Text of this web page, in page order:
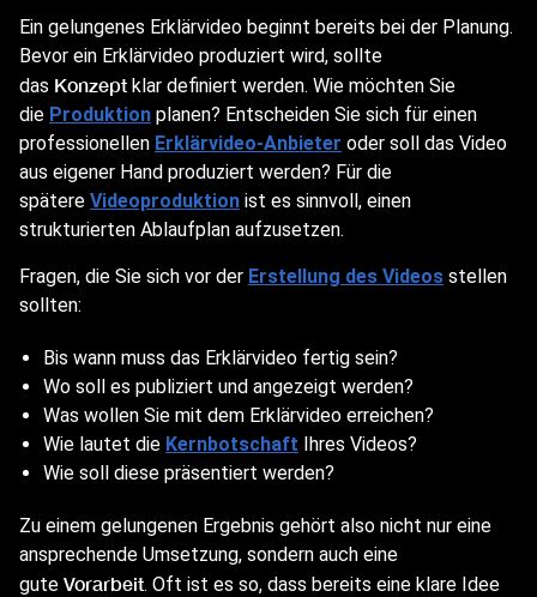
Ein gelungenes Erklärvideo beginnt bereits bei der Planung.
Bevor ein Erklärvideo produziert wird, sollte
das Konzept klar definiert werden. Wie möchten Sie
die Produktion planen? Entscheiden Sie sich für einen
professionellen Erklärvideo-Anbieter oder soll das Video
aus eigener Hand produziert werden? Für die
spätere Videoproduktion ist es sinnvoll, einen
strukturierten Ablaufplan aufzusetzen.
Fragen, die Sie sich vor der Erstellung des Videos stellen
sollten:
Bis wann muss das Erklärvideo fertig sein?
Wo soll es publiziert und angezeigt werden?
Was wollen Sie mit dem Erklärvideo erreichen?
Wie lautet die Kernbotschaft Ihres Videos?
Wie soll diese präsentiert werden?
Zu einem gelungenen Ergebnis gehört also nicht nur eine
ansprechende Umsetzung, sondern auch eine
gute Vorarbeit. Oft ist es so, dass bereits eine klare Idee